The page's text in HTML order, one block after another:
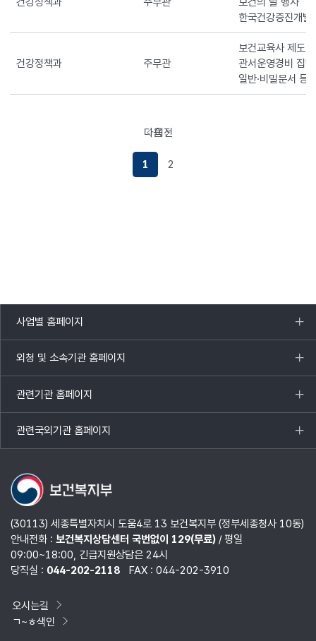
한국건강증진개발
건강정책과 주무관
보건교육사 제도
관서운영경비 집행
일반·비밀문서 등
이전
페이지로이동하기
1
2
다음페이지로이동하기
사업별 홈페이지
목록
열기
외청 및 소속기관 홈페이지
목록
열기
관련기관 홈페이지
목록
열기
관련국외기관 홈페이지
목록
열기
(30113) 세종특별자치시 도움4로 13 보건복지부 (정부세종청사 10동)
안내전화 : 보건복지상담센터 국번없이 129(무료)/ 평일
09:00~18:00, 긴급지원상담은 24시
당직실 : 044-202-2118 FAX : 044-202-3910
오시는길
ㄱ~ㅎ색인